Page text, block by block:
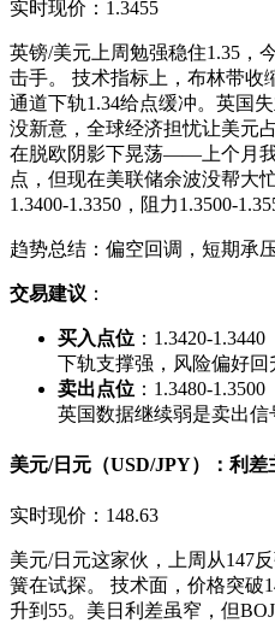
实时现价：1.3455
英镑/美元上周勉强稳住1.35，
击手。 技术指标上，布林带收
通道下轨1.34给点缓冲。英国
没新意，全球经济担忧让美元
在脱欧阴影下晃荡——上个月
点，但现在美联储余波没帮大
1.3400-1.3350，阻力1.3500-
趋势总结：偏空回调，短期承
交易建议 ：
买入点位 ：1.3420-
下轨支撑强，风险偏好回
卖出点位 ：1.3480-
英国数据继续弱是卖出信
美元/日元（USD/JPY）：利差
实时现价：148.63
美元/日元这家伙，上周从147
簧在试探。 技术面，价格突破
升到55。美日利差虽窄，但